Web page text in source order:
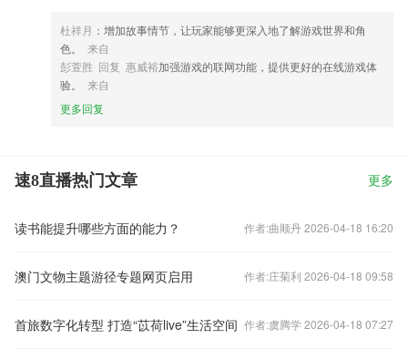
杜祥月 ：增加故事情节，让玩家能够更深入地了解游戏世界和角
色。
来自
彭萱胜 回复 惠威裕加强游戏的联网功能，提供更好的在线游戏体
验。
来自
更多回复
速8直播热门文章 更多
读书能提升哪些方面的能力？ 作者:曲顺丹 2026-04-18 16:20
澳门文物主题游径专题网页启用 作者:庄菊利 2026-04-18 09:58
首旅数字化转型 打造“苡荷live”生活空间 作者:虞腾学 2026-04-18 07:27